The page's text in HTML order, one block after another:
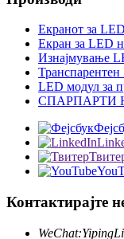
Екранот за
Екран за LED
Изнајмување
Транспарентен
LED модул за
СПАРПАРТИ
Контактирајте
WeChat: